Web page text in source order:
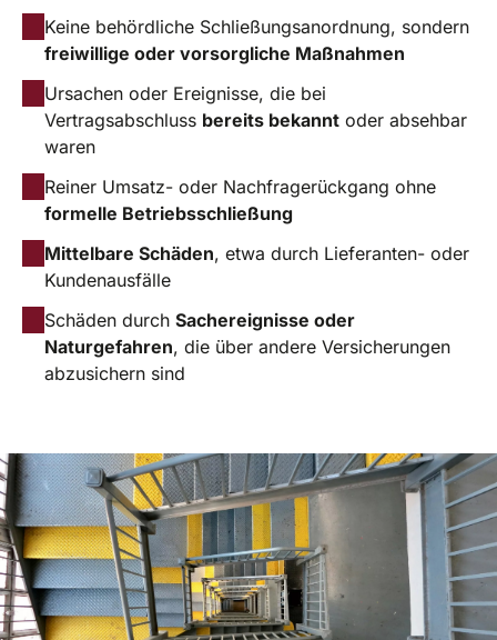
Keine behördliche Schließungsanordnung, sondern
freiwillige oder vorsorgliche Maßnahmen
Ursachen oder Ereignisse, die bei
Vertragsabschluss bereits bekannt oder absehbar
waren
Reiner Umsatz- oder Nachfragerückgang ohne
formelle Betriebsschließung
Mittelbare Schäden, etwa durch Lieferanten- oder
Kundenausfälle
Schäden durch Sachereignisse oder
Naturgefahren, die über andere Versicherungen
abzusichern sind